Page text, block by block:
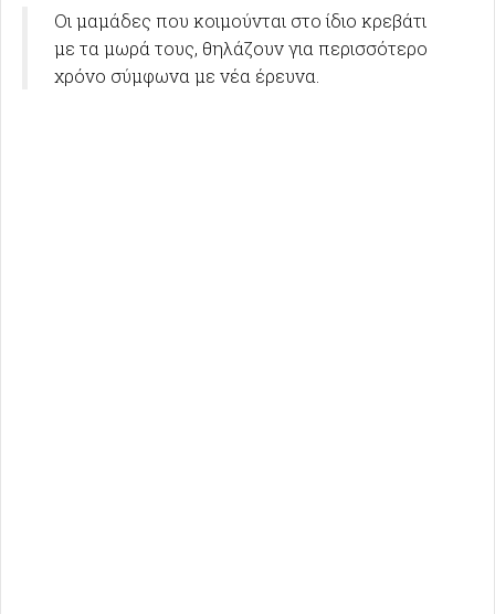
Οι μαμάδες που κοιμούνται στο ίδιο κρεβάτι
με τα μωρά τους, θηλάζουν για περισσότερο
χρόνο σύμφωνα με νέα έρευνα.